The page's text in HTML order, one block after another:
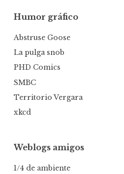
Humor gráfico
Abstruse Goose
La pulga snob
PHD Comics
SMBC
Territorio Vergara
xkcd
Weblogs amigos
1/4 de ambiente